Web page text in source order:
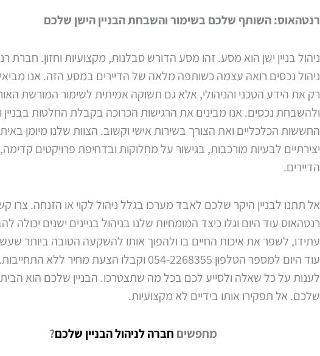
רנטהאוס: השותף שלכם בשימור והשבחת הבניין הישן שלכם
ניהול בניין ישן הוא מסע. זהו מסע הדורש סבלנות, מקצועיות וחזון. חברת
ניהול נכסים רואה עצמה כשותפה מלאה של הדיירים במסע הזה. אנו
רק את הידע הטכני והניהולי, אלא גם תשוקה אמיתית לשימור המורשת
ולהשבחת נכסים. אנו מבינים את הרגישות הכרוכה בקבלת החלטות בבניין
החששות הכלכליים ואת הצורך בשירות אישי וקשוב. הצוות שלנו מיומן
יצירתיים לבעיות מורכבות, בגישור על מחלוקות ובדחיפת פרויקטים
הדיירים.
אל תתנו לבניין היקר שלכם לאבד מערכו בגלל ניהול לקוי או הזנחה. צרו
רנטהאוס עוד היום וגלו כיצד המומחיות שלנו בניהול בניינים ישנים יכולה
עתידו, לשפר את איכות החיים בו ולהפוך אותו להשקעה הטובה ביותר
עוד היום למספר הטלפון 054-2268355 וקבלו הצעת מחיר ללא
לענות על כל שאלה ולסייע לכם בכל מה שתצטרכו. הבניין שלכם הוא
שלכם. אל תפקירו אותו בידיים לא מקצועיות.
מחפשים חברה לניהול הבניין שלכם?